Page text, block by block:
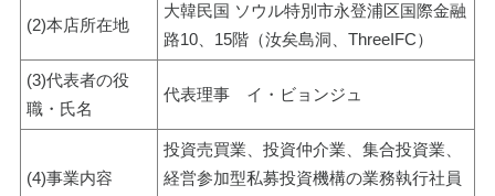
(2)本店所在地
大韓民国 ソウル特別市永登浦区国際金融
路10、15階（汝矣島洞、ThreeIFC）
(3)代表者の役
職・氏名
代表理事　イ・ビョンジュ
(4)事業内容
投資売買業、投資仲介業、集合投資業、
経営参加型私募投資機構の業務執行社員